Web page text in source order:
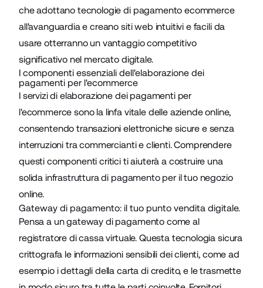
che adottano tecnologie di pagamento ecommerce
all'avanguardia e creano siti web intuitivi e facili da
usare otterranno un vantaggio competitivo
significativo nel mercato digitale.
I componenti essenziali dell'elaborazione dei
pagamenti per l'ecommerce
I servizi di elaborazione dei pagamenti per
l'ecommerce sono la linfa vitale delle aziende online,
consentendo transazioni elettroniche sicure e senza
interruzioni tra commercianti e clienti. Comprendere
questi componenti critici ti aiuterà a costruire una
solida infrastruttura di pagamento per il tuo negozio
online.
Gateway di pagamento: il tuo punto vendita digitale.
Pensa a ungateway di pagamento come al
registratore di cassa virtuale. Questa tecnologia sicura
crittografa le informazioni sensibili dei clienti, come ad
esempio i dettagli della carta di credito, e le trasmette